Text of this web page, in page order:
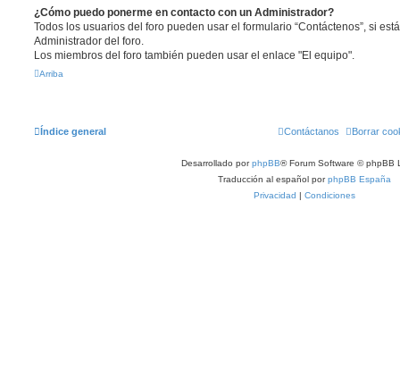
¿Cómo puedo ponerme en contacto con un Administrador?
Todos los usuarios del foro pueden usar el formulario “Contáctenos”, si
Administrador del foro.
Los miembros del foro también pueden usar el enlace "El equipo".
Arriba
Índice general Borrar
Contáctanos
Desarrollado porphpBB® Forum Software © phpBB
Traducción al español porphpBB España
Privacidad | Condiciones